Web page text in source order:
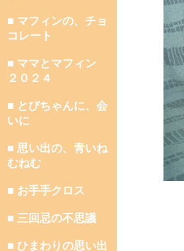
■ マフィンの、チョ
コレート
■ ママとマフィン
２０２４
■ とびちゃんに、会
いに
■ 思い出の、青いね
むねむ
■ お手手クロス
■ 三回忌の不思議
■ ひまわりの思い出